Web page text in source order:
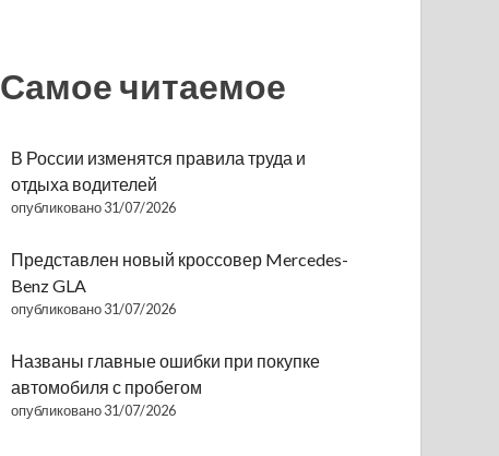
Самое читаемое
В России изменятся правила труда и
отдыха водителей
опубликовано 31/07/2026
Представлен новый кроссовер Mercedes-
Benz GLA
опубликовано 31/07/2026
Названы главные ошибки при покупке
автомобиля с пробегом
опубликовано 31/07/2026